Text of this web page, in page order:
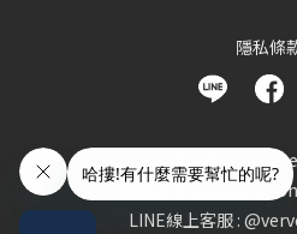
隱私條
客服信箱 :
異業合作 :
LINE線上客服 :